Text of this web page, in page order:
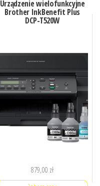
Urządzenie wielofunkcyjne
Brother InkBenefit Plus
DCP-T520W
879,00 zł